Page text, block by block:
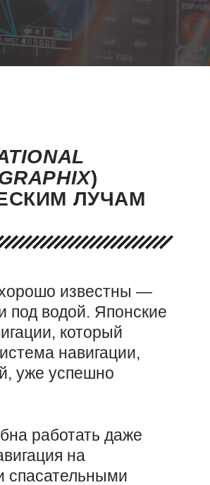
)
ЛУЧАМ
известны —
под водой. Японские
который
навигации,
уже успешно
работать даже
на
спасательными